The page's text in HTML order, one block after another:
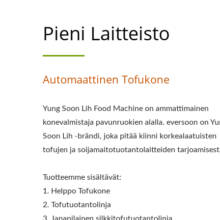
KONEET
TOFUNTEKIJÄ,
LIHAKONE,
Pieni Laitteisto
Automaattinen Tofukone
Yung Soon Lih Food Machine on ammattimainen
konevalmistaja pavunruokien alalla. eversoon on
Soon Lih -brändi, joka pitää kiinni korkealaatuisten
tofujen ja soijamaitotuotantolaitteiden
Tuotteemme sisältävät:
1. Helppo Tofukone
2. Tofutuotantolinja